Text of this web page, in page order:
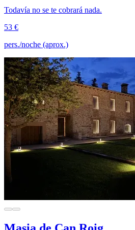
Todavía no se te cobrará nada.
53 €
pers./noche (aprox.)